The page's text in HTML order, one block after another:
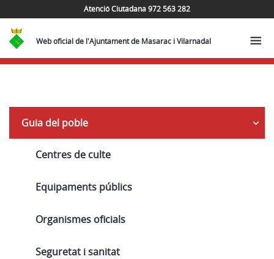
Atenció Ciutadana 972 563 282
Web oficial de l'Ajuntament de Masarac i Vilarnadal
Navega
Guia del poble
Centres de culte
Equipaments públics
Organismes oficials
Seguretat i sanitat